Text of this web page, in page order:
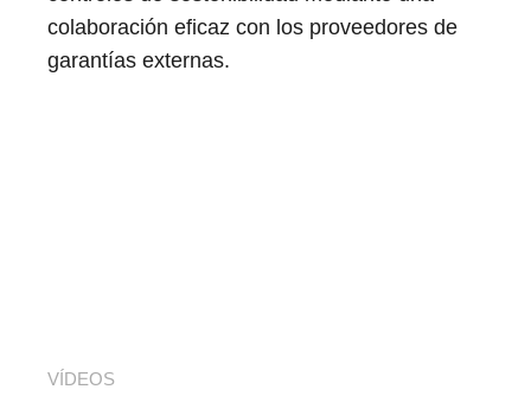
colaboración eficaz con los proveedores de
garantías externas.
VÍDEOS